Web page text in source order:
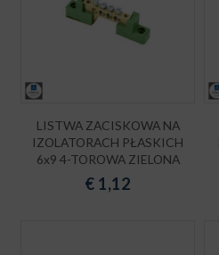
LISTWA ZACISKOWA NA
IZOLATORACH PŁASKICH
6x9 4-TOROWA ZIELONA
€ 1,12